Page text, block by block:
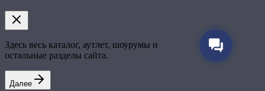
Здесь весь каталог, аутлет, шоурумы и
остальные разделы сайта.
Далее